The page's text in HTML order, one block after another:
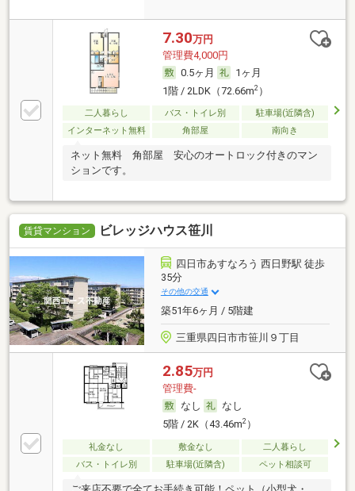
7.30万円
管理費4,000円
0.5ヶ月
1ヶ月
1階 / 2LDK（72.66m2）
二人暮らし バス・トイレ別
駐車場(近隣含)
インターネット無料
角部屋 南向き
ネット無料 角部屋 安心のオートロック付きのマン
ションです。
賃貸マンション ビレッジハウス笹川
四日市あすなろう 西日野駅 徒歩
35分
その他の交通
築51年6ヶ月 / 5階建
三重県四日市市笹川９丁目
2.85万円
管理費-
なし
なし
5階 / 2K（43.46m2）
礼金なし 敷金なし
二人暮らし
バス・トイレ別
駐車場(近隣含) ペット相談可